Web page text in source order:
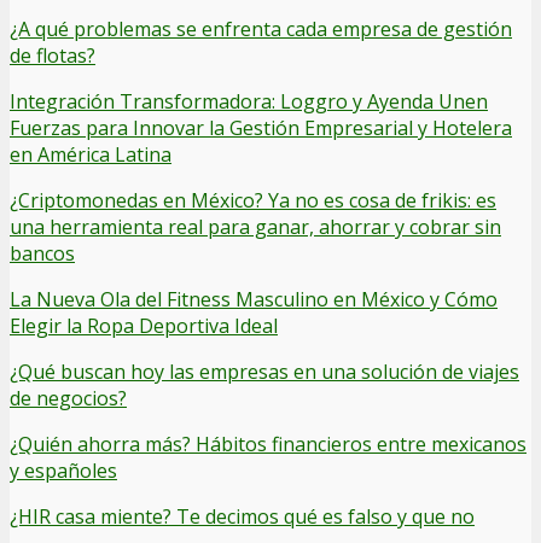
¿A qué problemas se enfrenta cada empresa de gestión
de flotas?
Integración Transformadora: Loggro y Ayenda Unen
Fuerzas para Innovar la Gestión Empresarial y Hotelera
en América Latina
¿Criptomonedas en México? Ya no es cosa de frikis: es
una herramienta real para ganar, ahorrar y cobrar sin
bancos
La Nueva Ola del Fitness Masculino en México y Cómo
Elegir la Ropa Deportiva Ideal
¿Qué buscan hoy las empresas en una solución de viajes
de negocios?
¿Quién ahorra más? Hábitos financieros entre mexicanos
y españoles
¿HIR casa miente? Te decimos qué es falso y que no